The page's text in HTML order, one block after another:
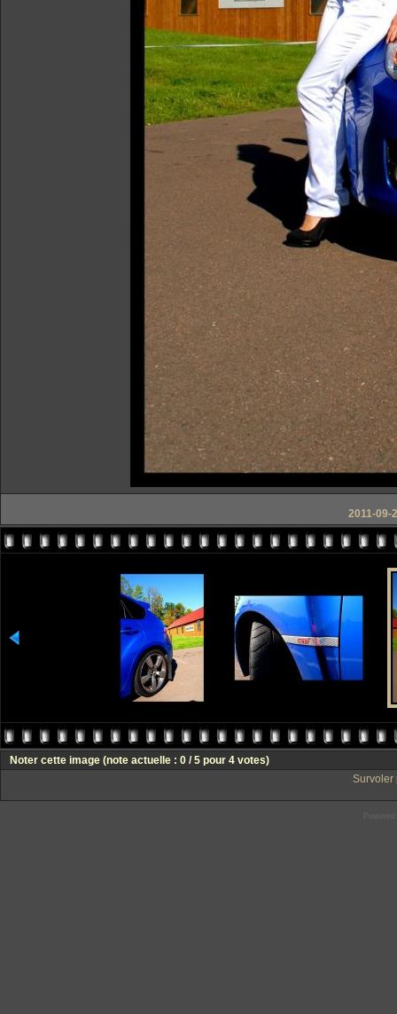
2011-09-
Noter cette image (note actuelle : 0 / 5 pour 4 votes)
Survoler